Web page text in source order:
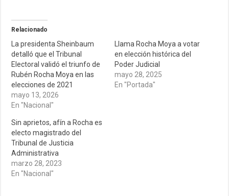
Relacionado
La presidenta Sheinbaum
detalló que el Tribunal
Electoral validó el triunfo de
Rubén Rocha Moya en las
elecciones de 2021
mayo 13, 2026
En "Nacional"
Llama Rocha Moya a votar
en elección histórica del
Poder Judicial
mayo 28, 2025
En "Portada"
Sin aprietos, afín a Rocha es
electo magistrado del
Tribunal de Justicia
Administrativa
marzo 28, 2023
En "Nacional"